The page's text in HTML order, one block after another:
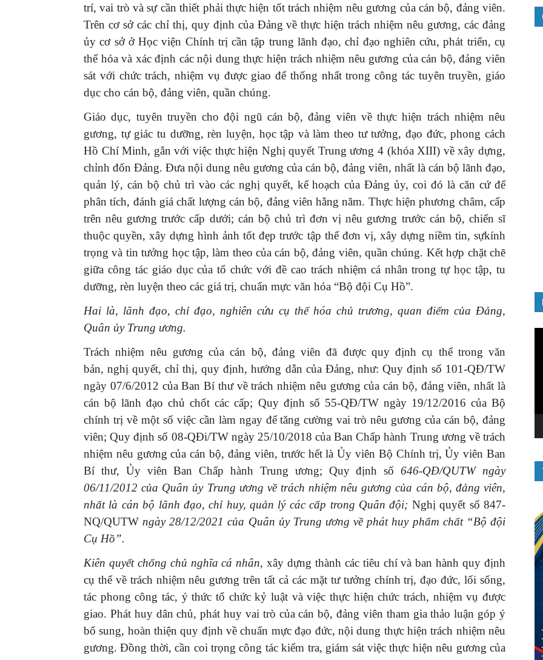
trí, vai trò và sự cần thiết phải thực hiện tốt trách nhiệm nêu gương của cán bộ, đảng viên.
Trên cơ sở các chỉ thị, quy định của Đảng về thực hiện trách nhiệm nêu gương, các đảng
ủy cơ sở ở Học viện Chính trị cần tập trung lãnh đạo, chỉ đạo nghiên cứu, phát triển, cụ
thể hóa và xác định các nội dung thực hiện trách nhiệm nêu gương của cán bộ, đảng viên
sát với chức trách, nhiệm vụ được giao để thống nhất trong công tác tuyên truyền, giáo
dục cho cán bộ, đảng viên, quần chúng.
Giáo dục, tuyên truyền cho đội ngũ cán bộ, đảng viên về thực hiện trách nhiệm nêu
gương, tự giác tu dưỡng, rèn luyện, học tập và làm theo tư tưởng, đạo đức, phong cách
Hồ Chí Minh, gắn với việc thực hiện Nghị quyết Trung ương 4 (khóa XIII) về xây dựng,
chỉnh đốn Đảng. Đưa nội dung nêu gương của cán bộ, đảng viên, nhất là cán bộ lãnh đạo,
quản lý, cán bộ chủ trì vào các nghị quyết, kế hoạch của Đảng ủy, coi đó là căn cứ để
phân tích, đánh giá chất lượng cán bộ, đảng viên hằng năm. Thực hiện phương châm, cấp
trên nêu gương trước cấp dưới; cán bộ chủ trì đơn vị nêu gương trước cán bộ, chiến sĩ
thuộc quyền, xây dựng hình ảnh tốt đẹp trước tập thể đơn vị, xây dựng niềm tin, sựkính
trọng và tin tưởng học tập, làm theo của cán bộ, đảng viên, quần chúng. Kết hợp chặt chẽ
giữa công tác giáo dục của tổ chức với đề cao trách nhiệm cá nhân trong tự học tập, tu
dưỡng, rèn luyện theo các giá trị, chuẩn mực văn hóa “Bộ đội Cụ Hồ”.
Hai là, lãnh đạo, chỉ đạo, nghiên cứu cụ thể hóa chủ trương, quan điểm của Đảng,
Quân ủy Trung ương.
Trách nhiệm nêu gương của cán bộ, đảng viên đã được quy định cụ thể trong văn
bản, nghị quyết, chỉ thị, quy định, hướng dẫn của Đảng, như: Quy định số 101-QĐ/TW
ngày 07/6/2012 của Ban Bí thư về trách nhiệm nêu gương của cán bộ, đảng viên, nhất là
cán bộ lãnh đạo chủ chốt các cấp; Quy định số 55-QĐ/TW ngày 19/12/2016 của Bộ
chính trị về một số việc cần làm ngay để tăng cường vai trò nêu gương của cán bộ, đảng
viên; Quy định số 08-QĐi/TW ngày 25/10/2018 của Ban Chấp hành Trung ương về trách
nhiệm nêu gương của cán bộ, đảng viên, trước hết là Ủy viên Bộ Chính trị, Ủy viên Ban
Bí thư, Ủy viên Ban Chấp hành Trung ương; Quy định số646-QĐ/QUTW ngày
06/11/2012 của Quân ủy Trung ương về trách nhiệm nêu gương của cán bộ, đảng viên,
nhất là cán bộ lãnh đạo, chỉ huy, quản lý các cấp trong Quân đội; Nghị quyết số 847-
NQ/QUTW ngày 28/12/2021 của Quân ủy Trung ương về phát huy phẩm chất “Bộ đội
Cụ Hồ”.
Kiên quyết chống chủ nghĩa cá nhân,xây dựng thành các tiêu chí và ban hành quy định
cụ thể về trách nhiệm nêu gương trên tất cả các mặt tư tưởng chính trị, đạo đức, lối sống,
tác phong công tác, ý thức tổ chức kỷ luật và việc thực hiện chức trách, nhiệm vụ được
giao. Phát huy dân chủ, phát huy vai trò của cán bộ, đảng viên tham gia thảo luận góp ý
bổ sung, hoàn thiện quy định về chuẩn mực đạo đức, nội dung thực hiện trách nhiệm nêu
gương. Đồng thời, cần coi trọng công tác kiểm tra, giám sát việc thực hiện nêu gương của